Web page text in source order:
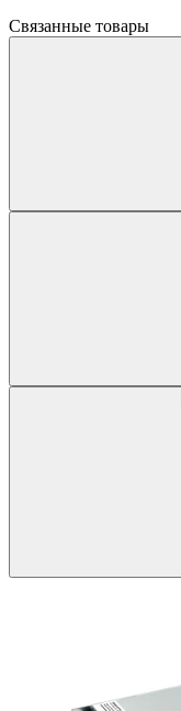
Связанные товары